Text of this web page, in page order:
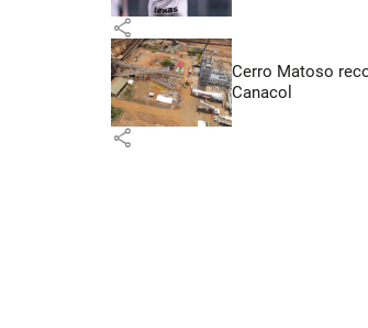
share
Cerro Matoso
Canacol
share